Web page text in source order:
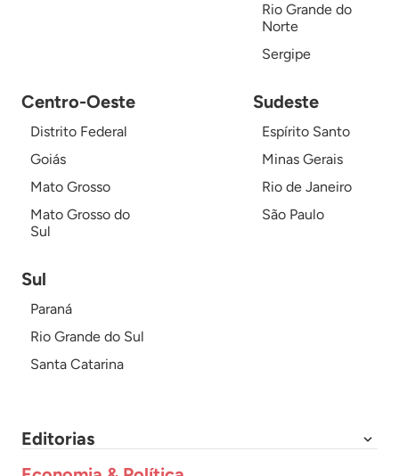
Rio Grande do
Norte
Sergipe
Centro-Oeste
Distrito Federal
Goiás
Mato Grosso
Mato Grosso do
Sul
Sudeste
Espírito Santo
Minas Gerais
Rio de Janeiro
São Paulo
Sul
Paraná
Rio Grande do Sul
Santa Catarina
Editorias